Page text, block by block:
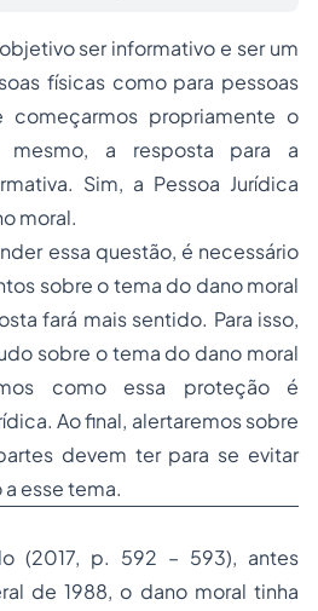
ser informativo e ser um
físicas como para pessoas
começarmos propriamente o
mesmo, a resposta para a
Sim, a Pessoa Jurídica
moral.
essa questão, é necessário
sobre o tema do dano moral
fará mais sentido. Para isso,
sobre o tema do dano moral
como essa proteção é
Ao final, alertaremos sobre
devem ter para se evitar
esse tema.
(2017, p. 592 – 593), antes
de 1988, o dano moral tinha